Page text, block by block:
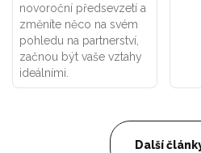
novoroční předsevzetí a
změníte něco na svém
pohledu na partnerství,
začnou být vaše vztahy
ideálními.
Další